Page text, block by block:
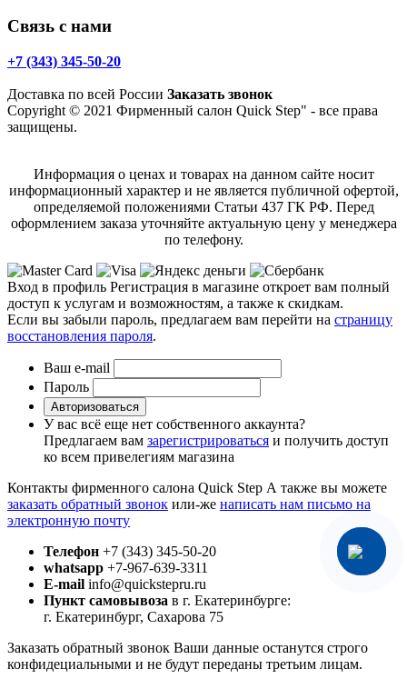
Связь с нами
+7 (343) 345-50-20
Доставка по всей России Заказать звонок
Copyright © 2021 Фирменный салон Quick Step" - все права
защищены.
Информация о ценах и товарах на данном сайте носит
информационный характер и не является публичной офертой,
определяемой положениями Статьи 437 ГК РФ. Перед
оформлением заказа уточняйте актуальную цену у менеджера
по телефону.
Вход в профиль Регистрация в магазине откроет вам полный
доступ к услугам и возможностям, а также к скидкам.
Если вы забыли пароль, предлагаем вам перейти на страницу
восстановления пароля.
Ваш e-mail
Пароль
Авторизоваться
У вас всё еще нет собственного аккаунта?
Предлагаем вам зарегистрироваться и получить доступ
ко всем привелегиям магазина
Контакты фирменного салона Quick Step А также вы можете
заказать обратный звонок или-же написать нам письмо на
электронную почту
Телефон +7 (343) 345-50-20
whatsapp +7-967-639-3311
E-mail info@quickstepru.ru
Пункт самовывоза в г. Екатеринбурге:
г. Екатеринбург, Сахарова 75
Заказать обратный звонок Ваши данные останутся строго
конфидециальными и не будут переданы третьим лицам.